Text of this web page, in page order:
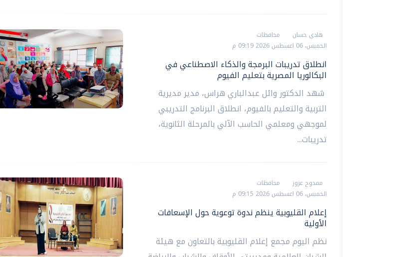
هادي حسان
محافظات
الخميس، 06 اغسطس 2026 09:19 م
انطلاق تدريبات البرمجة والذكاء الاصطناعي في
البكالوريا المصرية بتعليم الفيوم
شهد الدكتور وائل عبدالباري هراس، مدير مديرية
التربية والتعليم بالفيوم، انطلاق البرنامج التدريبي
لموجهي ومعلمي الحاسب الآلي بالمرحلة الثانوية،
تدريبات...
ممدوح عزوز
محافظات
الخميس، 06 اغسطس 2026 09:15 م
إعلام القليوبية ينظم ندوة توعوية حول الإسعافات
الأولية
نظم اليوم مجمع إعلام القليوبية بالتعاون مع هيئة